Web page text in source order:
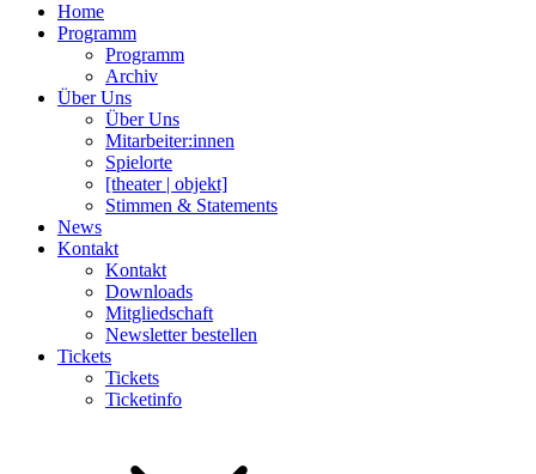
Home
Programm
Programm
Archiv
Über Uns
Über Uns
Mitarbeiter:innen
Spielorte
[theater | objekt]
Stimmen & Statements
News
Kontakt
Kontakt
Downloads
Mitgliedschaft
Newsletter bestellen
Tickets
Tickets
Ticketinfo